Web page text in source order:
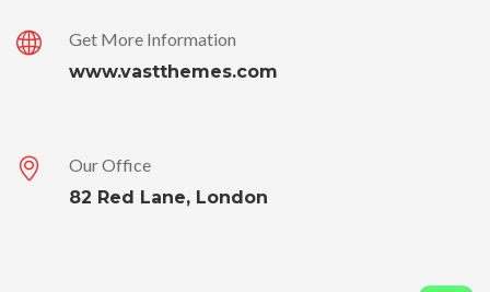
Get More Information
www.vastthemes.com
Our Office
82 Red Lane, London